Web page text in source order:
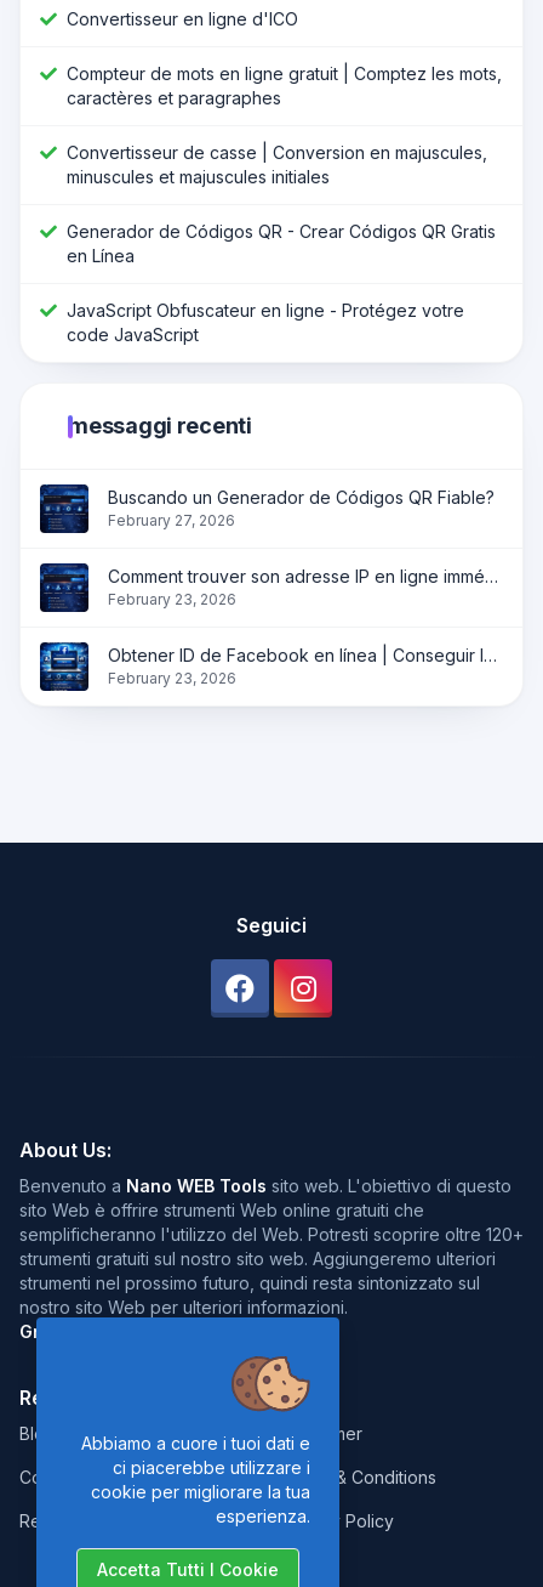
Convertisseur en ligne d'ICO
Compteur de mots en ligne gratuit | Comptez les mots,
caractères et paragraphes
Convertisseur de casse | Conversion en majuscules,
minuscules et majuscules initiales
Generador de Códigos QR - Crear Códigos QR Gratis
en Línea
JavaScript Obfuscateur en ligne - Protégez votre
code JavaScript
messaggi recenti
Buscando un Generador de Códigos QR Fiable?
February 27, 2026
Comment trouver son adresse IP en ligne immédiatement ?
February 23, 2026
Obtener ID de Facebook en línea | Conseguir ID de perfil, página y grupo instantáneamente
February 23, 2026
Seguici
About Us:
Benvenuto a Nano WEB Tools sito web. L'obiettivo di questo
sito Web è offrire strumenti Web online gratuiti che
semplificheranno l'utilizzo del Web. Potresti scoprire oltre 120+
strumenti gratuiti sul nostro sito web. Aggiungeremo ulteriori
strumenti nel prossimo futuro, quindi resta sintonizzato sul
nostro sito Web per ulteriori informazioni.
Grazie della visita :)
Resources:
Blog
Contact
Report Error
Legal:
Disclaimer
Terms & Conditions
Privacy Policy
Abbiamo a cuore i tuoi dati e
ci piacerebbe utilizzare i
cookie per migliorare la tua
esperienza.
Accetta Tutti I Cookie